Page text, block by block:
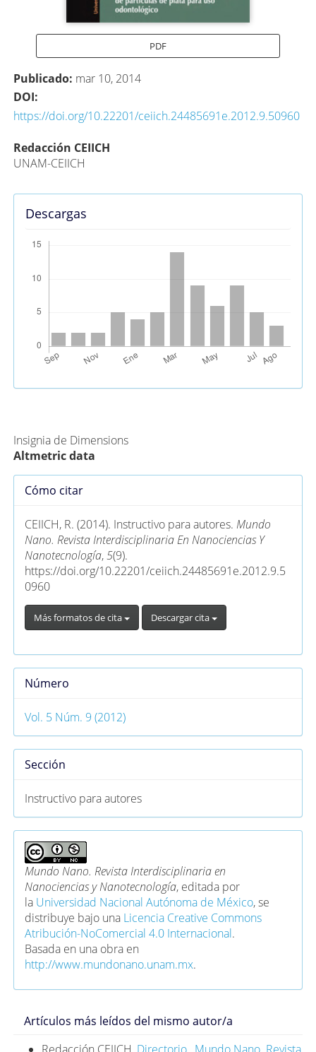
PDF
Publicado: mar 10, 2014
DOI:
https://doi.org/10.22201/ceiich.24485691e.2012.9.50960
Contenido
principal
del
artículo
Redacción CEIICH
UNAM-CEIICH
Descargas
Insignia de Dimensions
Altmetric data
Detalles
artículo
Cómo citar
CEIICH, R. (2014). Instructivo para autores. Mundo
Nano. Revista Interdisciplinaria En Nanociencias Y
Nanotecnología,5(9).
https://doi.org/10.22201/ceiich.24485691e.2012.9.5
0960
Más formatos de cita Descargar cita
Número
Vol. 5 Núm. 9 (2012)
Sección
Instructivo para autores
Mundo Nano. Revista Interdisciplinaria en
Nanociencias y Nanotecnología, editada por
la Universidad Nacional Autónoma de México, se
distribuye bajo una Licencia Creative Commons
Atribución-NoComercial 4.0 Internacional.
Basada en una obra en
http://www.mundonano.unam.mx.
Artículos más leídos del mismo autor/a